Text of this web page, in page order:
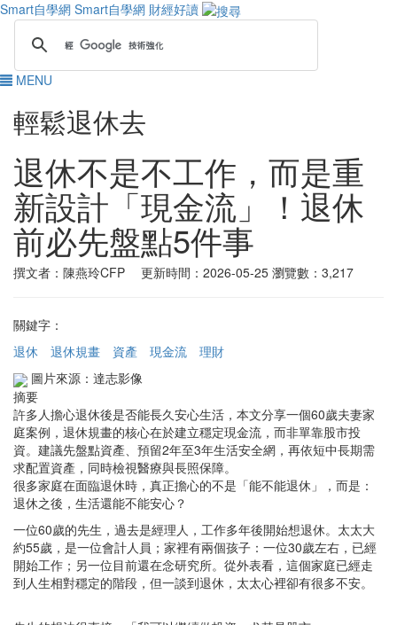
Smart自學網 Smart自學網 財經好讀
MENU
輕鬆退休去
退休不是不工作，而是重
新設計「現金流」！退休
前必先盤點5件事
撰文者：陳燕玲CFP 更新時間：2026-05-25 瀏覽數：3,217
關鍵字：
退休
退休規畫 資產 現金流
理財
圖片來源：達志影像
摘要
許多人擔心退休後是否能長久安心生活，本文分享一個60歲夫妻家
庭案例，退休規畫的核心在於建立穩定現金流，而非單靠股市投
資。建議先盤點資產、預留2年至3年生活安全網，再依短中長期需
求配置資產，同時檢視醫療與長照保障。
很多家庭在面臨退休時，真正擔心的不是「能不能退休」，而是：
退休之後，生活還能不能安心？
一位60歲的先生，過去是經理人，工作多年後開始想退休。太太大
約55歲，是一位會計人員；家裡有兩個孩子：一位30歲左右，已經
開始工作；另一位目前還在念研究所。從外表看，這個家庭已經走
到人生相對穩定的階段，但一談到退休，太太心裡卻有很多不安。